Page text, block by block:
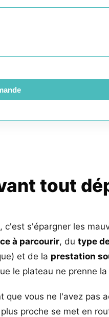
tout
c'est s'épargner les
à parcourir, du type
et de la prestation
le plateau ne prenne la
que vous ne l'avez pas
proche se met en